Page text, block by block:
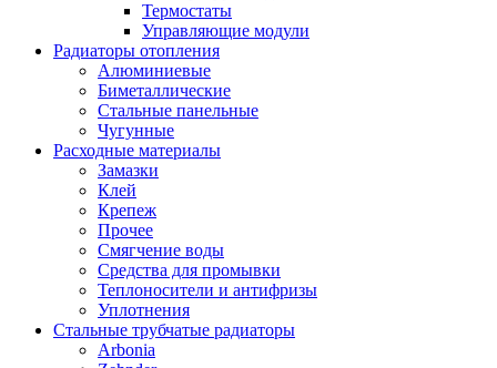
Термостаты
Управляющие модули
Радиаторы отопления
Алюминиевые
Биметаллические
Стальные панельные
Чугунные
Расходные материалы
Замазки
Клей
Крепеж
Прочее
Смягчение воды
Средства для промывки
Теплоносители и антифризы
Уплотнения
Стальные трубчатые радиаторы
Arbonia